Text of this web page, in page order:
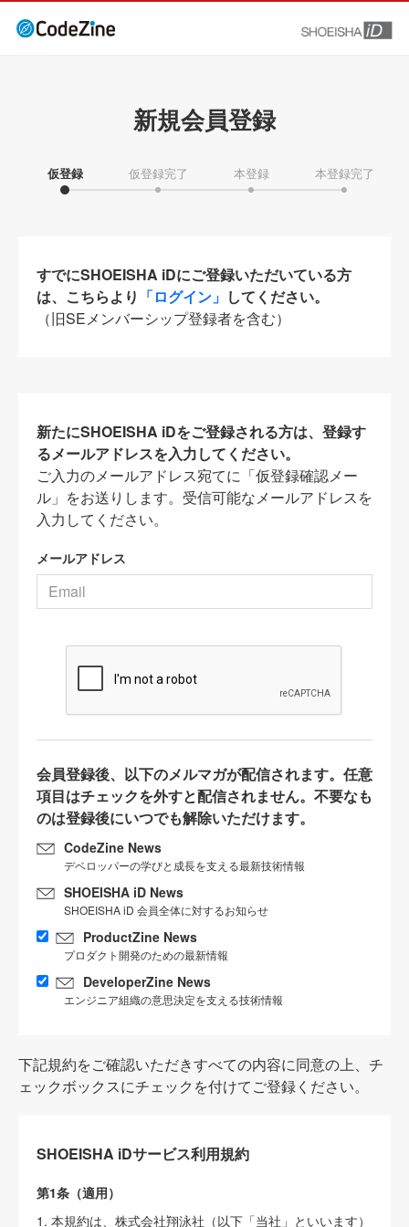
新規会員登録
仮登録 仮登録完了 本登録 本登録完了
すでにSHOEISHA iDにご登録いただいている方
は、こちらより 「ログイン」 してください。
（旧SEメンバーシップ登録者を含む）
新たにSHOEISHA iDをご登録される方は、登録す
るメールアドレスを入力してください。
ご入力のメールアドレス宛てに「仮登録確認メー
ル」をお送りします。受信可能なメールアドレスを
入力してください。
メールアドレス
会員登録後、以下のメルマガが配信されます。任意
項目はチェックを外すと配信されません。不要なも
のは登録後にいつでも解除いただけます。
CodeZine News
デベロッパーの学びと成長を支える最新技術情報
SHOEISHA iD News
SHOEISHA iD 会員全体に対するお知らせ
ProductZine News
プロダクト開発のための最新情報
DeveloperZine News
エンジニア組織の意思決定を支える技術情報
下記規約をご確認いただきすべての内容に同意の上、チ
ェックボックスにチェックを付けてご登録ください。
SHOEISHA iDサービス利用規約
第1条（適用）
1. 本規約は、株式会社翔泳社（以下「当社」といいます）